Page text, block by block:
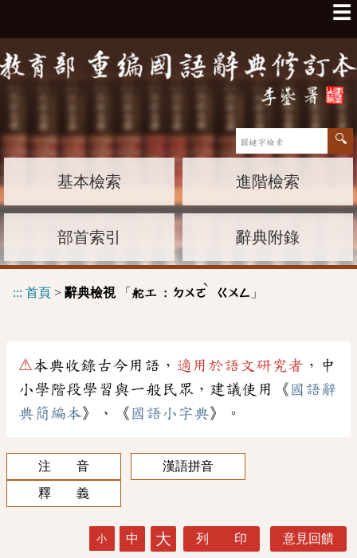
☰
基本檢索 進階檢索
部首索引 辭典附錄
::: 首頁 > 辭典檢視「 舵工 : ㄉㄨㄛ
ˋ
ㄍㄨㄥ 」
⚠本典收錄古今用語， 適用於語文研究者 ，中
小學階段學習與一般民眾，建議使用《 國語辭
典簡編本》、《 國語小字典》。
注 音
漢語拼音
釋 義
小 中 大 列 印 意見回饋